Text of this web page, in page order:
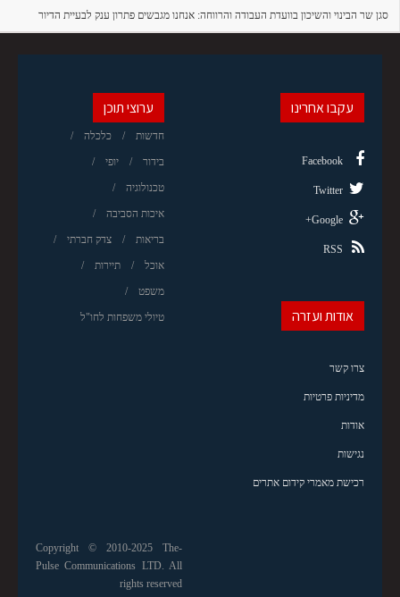
סגן שר הבינוי והשיכון בוועדת העבודה והרווחה: אנחנו מגבשים פתרון ענק לבעיית הדיור
ערוצי תוכן
חדשות כלכלה
בידור יופי
טכנולוגיה
איכות הסביבה
בריאות צדק חברתי
אוכל תיירות
משפט
טיולי משפחות לחו"ל
עקבו אחרינו
Facebook
Twitter
Google+
RSS
אודות ועזרה
צרו קשר
מדיניות פרטיות
אודות
נגישות
רכישת מאמרי קידום אתרים
Copyright © 2010-2025 The-
Pulse Communications LTD. All
rights reserved